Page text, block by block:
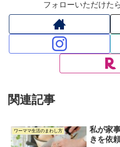
フォローいただけた
関連記事
ワーママ生活のまわし方
私が家
きを依